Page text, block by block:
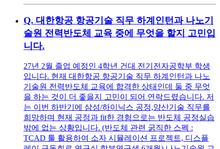
Q. 대한항공 항공기술 직무 하계인턴과 나노기
술원 전력반도체 교육 중에 무엇을 할지 고민입
니다.
27년 2월 졸업 예정인 4학년 건대 전기전자공학부 학생
입니다. 현재 대한항공 항공기술 직무 하계인턴과 나노
기술원 전력반도체 교육에 합격한 상태인데 둘 중 무엇
을 하는 것이 더 좋을지 고민이 되어 연락드렸습니다. 저
는 이번 하반기에 삼성/하이닉스 공정,양산기술 직무를
희망하며 현재 공정과 fit한 경험으로는 반도체 공정실습
밖에 없는 상황입니다. (반도체 관련 굵직한 스펙 :
TCAD 툴 활용하여 소자 시뮬레이션 프로젝트, 디스플